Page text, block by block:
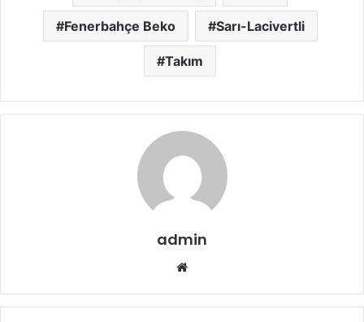
Fenerbahçe Beko Sarı-Lacivertli
Takım
admin
Web